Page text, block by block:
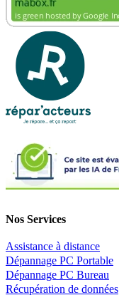
Nos Services
Assistance à distance
Dépannage PC Portable
Dépannage PC Bureau
Récupération de données